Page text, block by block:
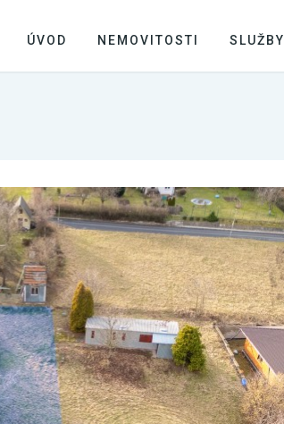
ÚVOD NEMOVITOSTI SLUŽBY